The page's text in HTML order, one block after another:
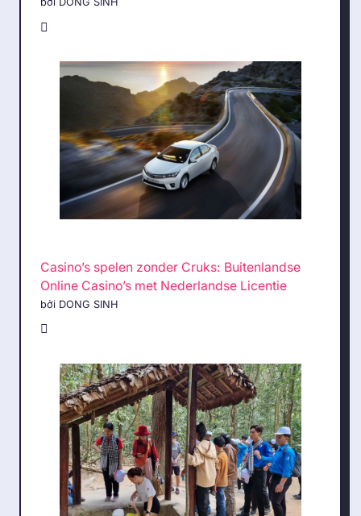
Casino’s spelen zonder Cruks: Buitenlandse
Online Casino’s met Nederlandse Licentie
bởi DONG SINH